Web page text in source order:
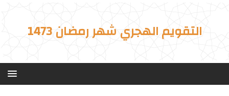
التقويم الهجري شهر رمضان 1473